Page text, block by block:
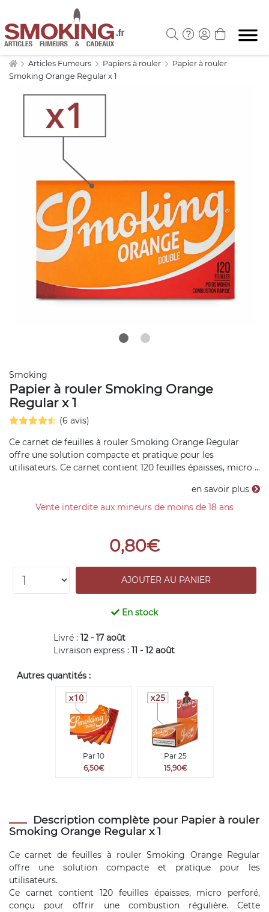
Articles Fumeurs Papiers à rouler
Papier à rouler
Smoking Orange Regular x 1
Smoking
Papier à rouler Smoking Orange
Regular x 1
(6 avis)
Ce carnet de feuilles à rouler Smoking Orange Regular
offre une solution compacte et pratique pour les
utilisateurs. Ce carnet contient 120 feuilles épaisses, micro ...
en savoir plus
Vente interdite aux mineurs de moins de 18 ans
0,80€
En stock
Livré : 12 - 17 août
Livraison express : 11 - 12 août
Autres quantités :
Par 10
6,50€
Par 25
15,90€
Description complète pour Papier à rouler
Smoking Orange Regular x 1
Ce carnet de feuilles à rouler Smoking Orange Regular
offre une solution compacte et pratique pour les
utilisateurs.
Ce carnet contient 120 feuilles épaisses, micro perforé,
conçu pour offrir une combustion régulière. Cette